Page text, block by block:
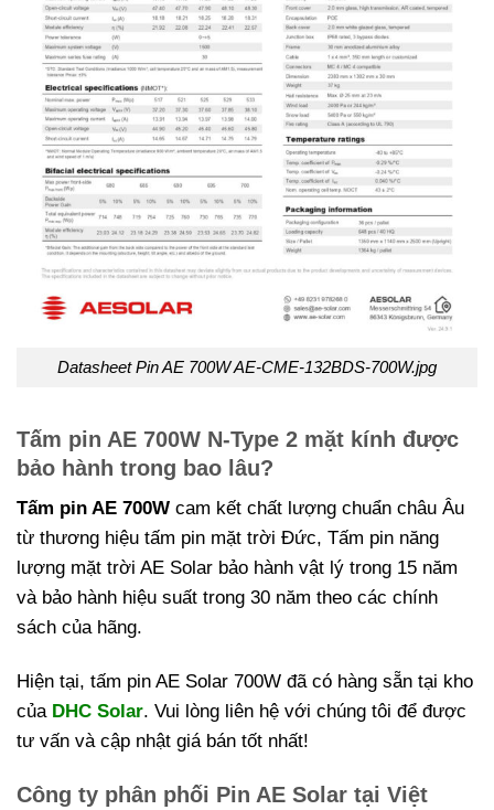
Datasheet Pin AE 700W AE-CME-132BDS-700W.jpg
Tấm pin AE 700W N-Type 2 mặt kính được
bảo hành trong bao lâu?
Tấm pin AE 700W cam kết chất lượng chuẩn châu Âu
từ thương hiệu tấm pin mặt trời Đức, Tấm pin năng
lượng mặt trời AE Solar bảo hành vật lý trong 15 năm
và bảo hành hiệu suất trong 30 năm theo các chính
sách của hãng.
Hiện tại, tấm pin AE Solar 700W đã có hàng sẵn tại kho
của DHC Solar. Vui lòng liên hệ với chúng tôi để được
tư vấn và cập nhật giá bán tốt nhất!
Công ty phân phối Pin AE Solar tại Việt